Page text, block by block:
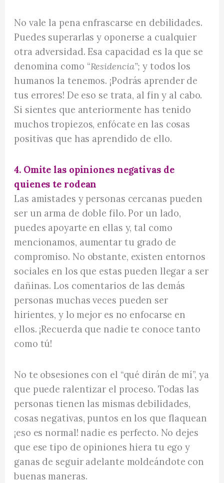
No vale la pena enfrascarse en debilidades.
Puedes superarlas y oponerse a cualquier
otra adversidad. Esa capacidad es la que se
denomina como “Residencia”;y todos los
humanos la tenemos. ¡Podrás aprender de
tus errores! De eso se trata, al fin y al cabo.
Si sientes que anteriormente has tenido
muchos tropiezos, enfócate en las cosas
positivas que has aprendido de ello.
4. Omite las opiniones negativas de
quienes te rodean
Las amistades y personas cercanas pueden
ser un arma de doble filo. Por un lado,
puedes apoyarte en ellas y, tal como
mencionamos, aumentar tu grado de
compromiso. No obstante, existen entornos
sociales en los que estas pueden llegar a ser
dañinas. Los comentarios de las demás
personas muchas veces pueden ser
hirientes, y lo mejor es no enfocarse en
ellos. ¡Recuerda que nadie te conoce tanto
como tú!
No te obsesiones con el “qué dirán de mí”, ya
que puede ralentizar el proceso. Todas las
personas tienen las mismas debilidades,
cosas negativas, puntos en los que flaquean
¡eso es normal! nadie es perfecto. No dejes
que ese tipo de opiniones hiera tu ego y
ganas de seguir adelante moldeándote con
buenas maneras.